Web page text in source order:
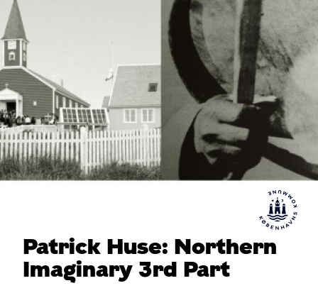
Patrick Huse: Northern
Imaginary 3rd Part